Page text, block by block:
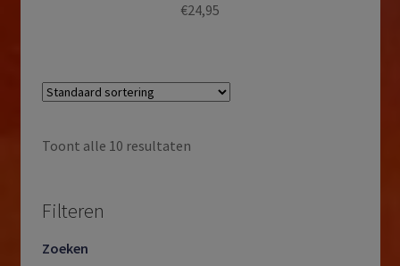
€24,95
Toont alle 10 resultaten
Filteren
Zoeken